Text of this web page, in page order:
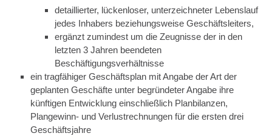
detaillierter, lückenloser, unterzeichneter Lebenslauf
jedes Inhabers beziehungsweise Geschäftsleiters,
ergänzt zumindest um die Zeugnisse der in den
letzten 3 Jahren beendeten
Beschäftigungsverhältnisse
ein tragfähiger Geschäftsplan mit Angabe der Art der
geplanten Geschäfte unter begründeter Angabe ihre
künftigen Entwicklung einschließlich Planbilanzen,
Plangewinn- und Verlustrechnungen für die ersten drei
Geschäftsjahre